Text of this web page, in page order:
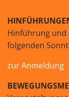
Hinführung und
folgenden
zur Anmeldung